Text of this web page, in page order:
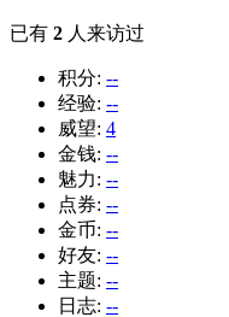
已有 2 人来访过
积分: --
经验: --
威望: 4
金钱: --
魅力: --
点券: --
金币: --
好友: --
主题: --
日志: --